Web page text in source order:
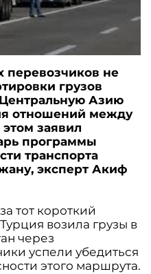
перевозчиков не
грузов
Азию
отношений между
заявил
программы
транспорта
эксперт Акиф
тот короткий
возила грузы в
через
успели убедиться
этого маршрута.